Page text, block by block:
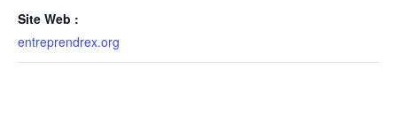
Site Web :
entreprendrex.org